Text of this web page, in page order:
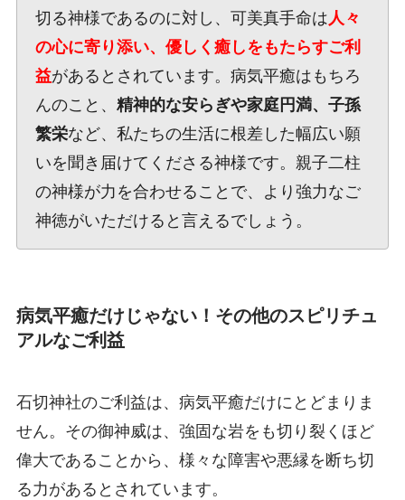
切る神様であるのに対し、可美真手命は人々
の心に寄り添い、優しく癒しをもたらすご利
益があるとされています。病気平癒はもちろ
んのこと、 精神的な安らぎや家庭円満、子孫
繁栄など、私たちの生活に根差した幅広い願
いを聞き届けてくださる神様です。親子二柱
の神様が力を合わせることで、より強力なご
神徳がいただけると言えるでしょう。
病気平癒だけじゃない！その他のスピリチュ
アルなご利益
石切神社のご利益は、病気平癒だけにとどまりま
せん。その御神威は、強固な岩をも切り裂くほど
偉大であることから、様々な障害や悪縁を断ち切
る力があるとされています。